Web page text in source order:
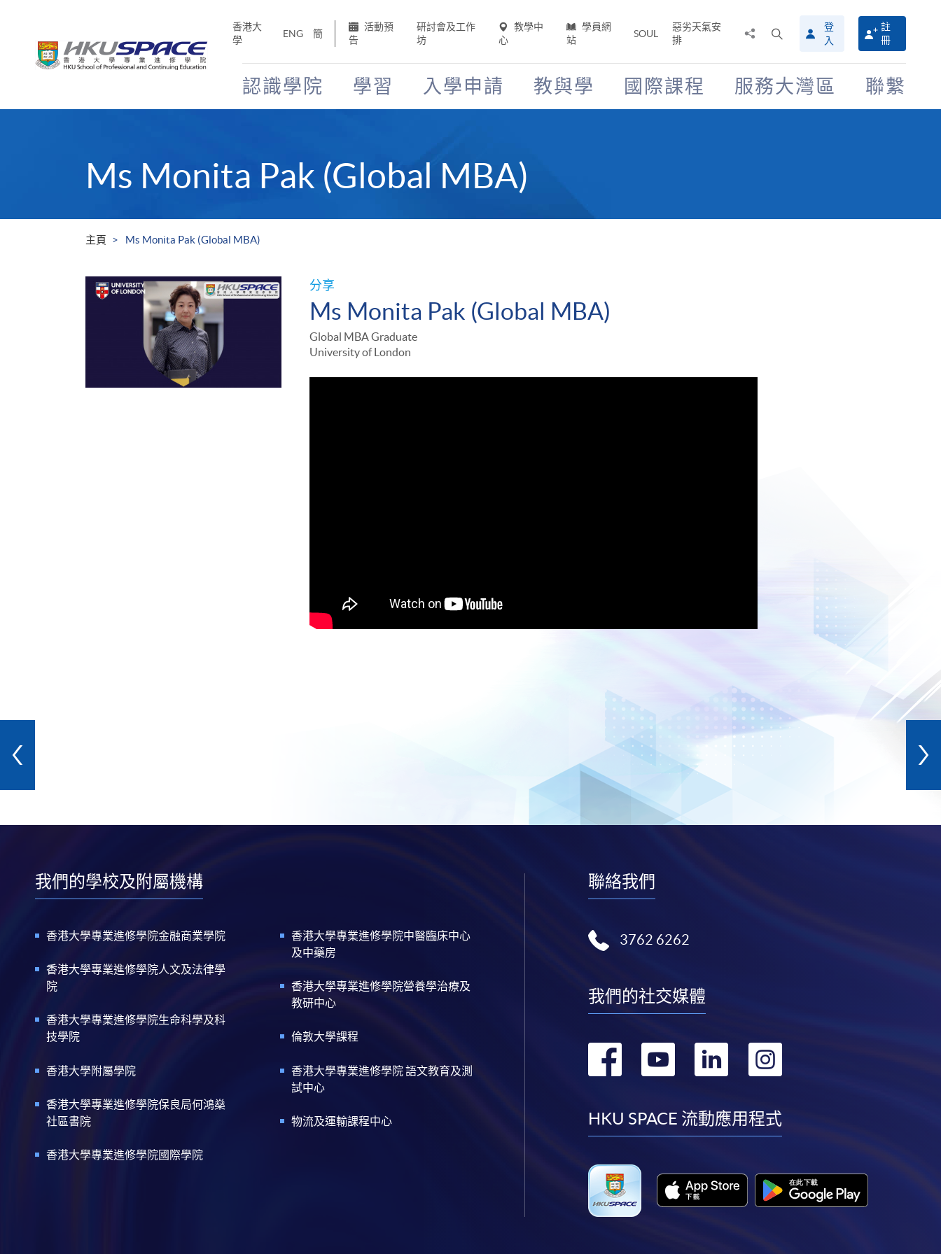
香港大
學
ENG 簡
活動預
告
研討會及工作
坊
教學中
心
學員網
站
SOUL
惡劣天氣安
排
搜
尋
介
面
登
入
註
冊
認識學院 學習 入學申請 教與學 國際課程 服務大灣區 聯繫
Ms Monita Pak (Global MBA)
主頁 Ms Monita Pak (Global MBA)
分享
Ms Monita Pak (Global MBA)
Global MBA Graduate
University of London
我們的學校及附屬機構
香港大學專業進修學院金融商業學院
香港大學專業進修學院人文及法律學
院
香港大學專業進修學院生命科學及科
技學院
香港大學附屬學院
香港大學專業進修學院保良局何鴻燊
社區書院
香港大學專業進修學院國際學院
香港大學專業進修學院中醫臨床中心
及中藥房
香港大學專業進修學院營養學治療及
教研中心
倫敦大學課程
香港大學專業進修學院 語文教育及測
試中心
物流及運輸課程中心
聯絡我們
3762 6262
我們的社交媒體
轉
facebook
轉
youtube
轉
linkedin
轉
instagram
HKU SPACE 流動應用程式